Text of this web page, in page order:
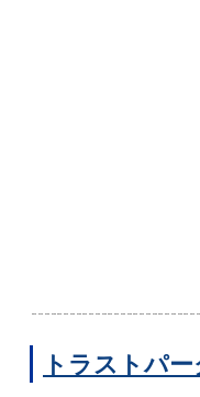
トラストパ